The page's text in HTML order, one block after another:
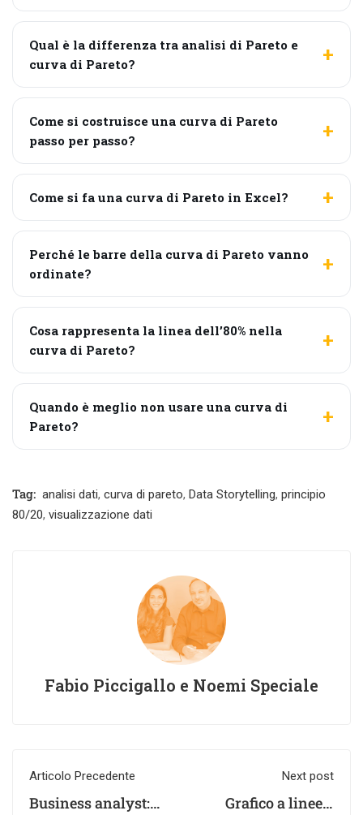
Qual è la differenza tra analisi di Pareto e
curva di Pareto?
Come si costruisce una curva di Pareto
passo per passo?
Come si fa una curva di Pareto in Excel?
Perché le barre della curva di Pareto vanno
ordinate?
Cosa rappresenta la linea dell’80% nella
curva di Pareto?
Quando è meglio non usare una curva di
Pareto?
Tag: analisi dati, curva di pareto, Data Storytelling, principio
80/20, visualizzazione dati
Fabio Piccigallo e Noemi Speciale
Articolo Precedente
Business analyst:
Next post
Grafico a linee o